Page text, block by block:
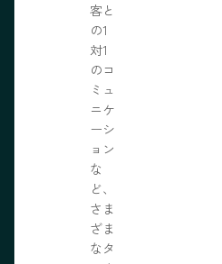
客と
の1
対1
のコ
ミュ
ニケ
ーシ
ョン
な
ど、
さま
ざま
なタ